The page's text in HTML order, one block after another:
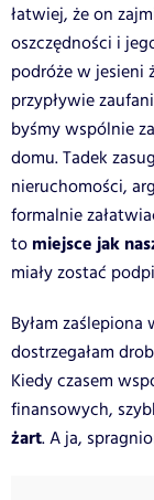
łatwiej, że on
oszczędności i
podróże w jesieni
przypływie
byśmy wspólnie
domu. Tadek
nieruchomości,
formalnie
to miejsce jak
miały zostać
Byłam
dostrzegałam
Kiedy czasem
finansowych,
żart. A ja,